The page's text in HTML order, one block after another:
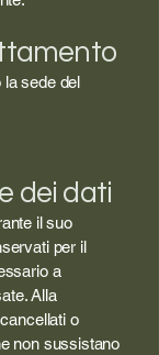
la sede del
dei dati
il suo
per il
a
Alla
o
non sussistano